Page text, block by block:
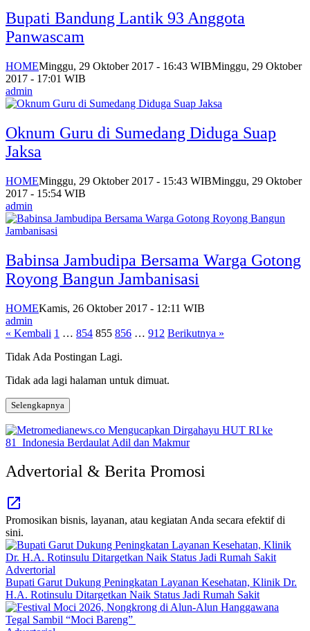
Bupati Bandung Lantik 93 Anggota
Panwascam
HOMEMinggu, 29 Oktober 2017 - 16:43 WIBMinggu, 29 Oktober
2017 - 17:01 WIB
admin
Oknum Guru di Sumedang Diduga Suap
Jaksa
HOMEMinggu, 29 Oktober 2017 - 15:43 WIBMinggu, 29 Oktober
2017 - 15:54 WIB
admin
Babinsa Jambudipa Bersama Warga Gotong
Royong Bangun Jambanisasi
HOMEKamis, 26 Oktober 2017 - 12:11 WIB
admin
Paginasi
pos
« Kembali 1 … 854 855 856 … 912 Berikutnya »
Tidak Ada Postingan Lagi.
Tidak ada lagi halaman untuk dimuat.
Selengkapnya
Advertorial & Berita Promosi
Promosikan bisnis, layanan, atau kegiatan Anda secara efektif di
sini.
Advertorial
Bupati Garut Dukung Peningkatan Layanan Kesehatan, Klinik Dr.
H.A. Rotinsulu Ditargetkan Naik Status Jadi Rumah Sakit